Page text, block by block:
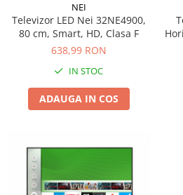
Accesorii pentru chiuveta
Accesorii pentru dus
Accesorii pentru toaleta
Polite baie
Bucatarie
Burete bucatarie
NEI
Televizor LED Nei 32NE4900,
80 cm, Smart, HD, Clasa F
638,99 RON
IN STOC
ADAUGA IN COS